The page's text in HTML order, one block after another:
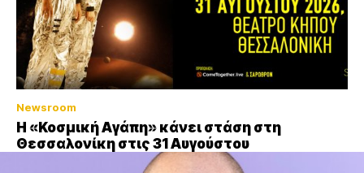
Newsroom
Η «Κοσμική Αγάπη» κάνει στάση στη
Θεσσαλονίκη στις 31 Αυγούστου